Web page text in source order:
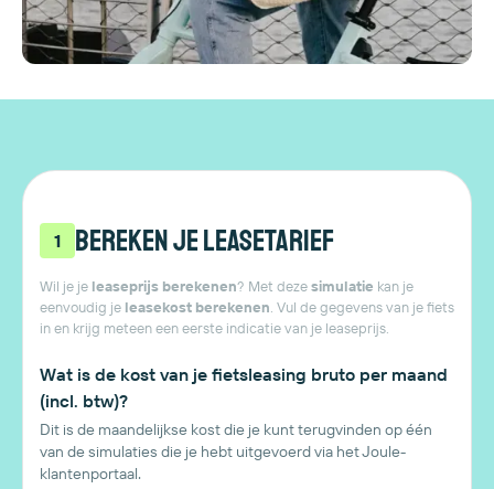
1 Bereken je leasetarief
Wil je je leaseprijs berekenen? Met dezesimulatie kan je
eenvoudig je leasekost berekenen. Vul de gegevens van je fiets
in en krijg meteen een eerste indicatie van je leaseprijs.
Wat is de kost van je fietsleasing bruto per maand
(incl. btw)?
Dit is de maandelijkse kost die je kunt terugvinden op één
van de simulaties die je hebt uitgevoerd via het Joule-
klantenportaal.